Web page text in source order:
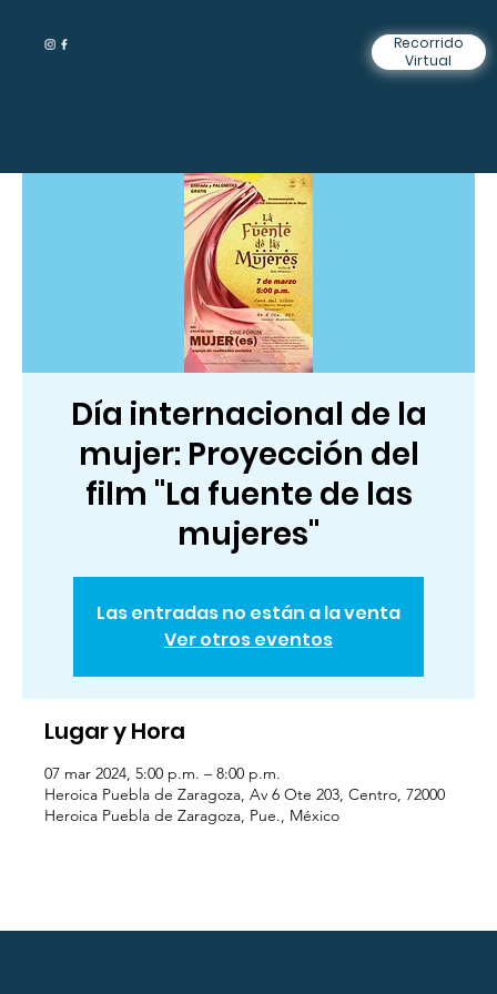
Recorrido
Virtual
Día internacional de la
mujer: Proyección del
film "La fuente de las
mujeres"
Las entradas no están a la venta
Ver otros eventos
Lugar y Hora
07 mar 2024, 5:00 p.m. – 8:00 p.m.
Heroica Puebla de Zaragoza, Av 6 Ote 203, Centro, 72000
Heroica Puebla de Zaragoza, Pue., México